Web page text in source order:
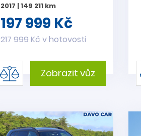
2017 | 149 211 km
197 999 Kč
217 999 Kč v hotovosti
Zobrazit vůz